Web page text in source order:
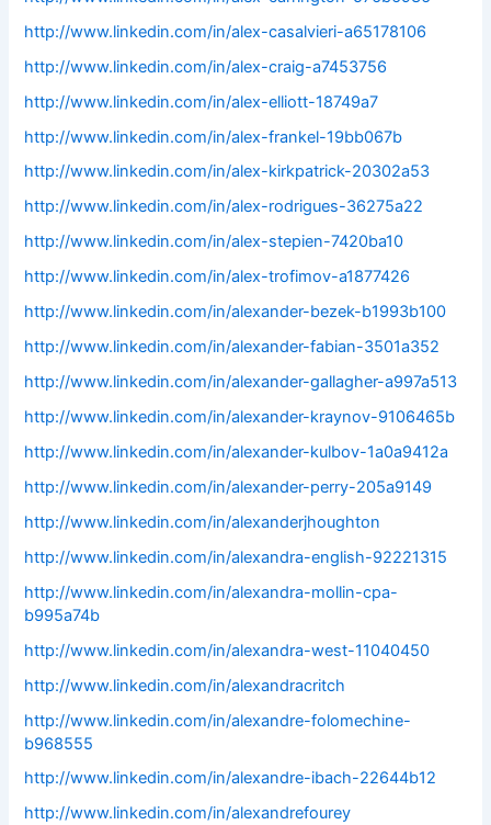
http://www.linkedin.com/in/alex-casalvieri-a65178106
http://www.linkedin.com/in/alex-craig-a7453756
http://www.linkedin.com/in/alex-elliott-18749a7
http://www.linkedin.com/in/alex-frankel-19bb067b
http://www.linkedin.com/in/alex-kirkpatrick-20302a53
http://www.linkedin.com/in/alex-rodrigues-36275a22
http://www.linkedin.com/in/alex-stepien-7420ba10
http://www.linkedin.com/in/alex-trofimov-a1877426
http://www.linkedin.com/in/alexander-bezek-b1993b100
http://www.linkedin.com/in/alexander-fabian-3501a352
http://www.linkedin.com/in/alexander-gallagher-a997a513
http://www.linkedin.com/in/alexander-kraynov-9106465b
http://www.linkedin.com/in/alexander-kulbov-1a0a9412a
http://www.linkedin.com/in/alexander-perry-205a9149
http://www.linkedin.com/in/alexanderjhoughton
http://www.linkedin.com/in/alexandra-english-92221315
http://www.linkedin.com/in/alexandra-mollin-cpa-
b995a74b
http://www.linkedin.com/in/alexandra-west-11040450
http://www.linkedin.com/in/alexandracritch
http://www.linkedin.com/in/alexandre-folomechine-
b968555
http://www.linkedin.com/in/alexandre-ibach-22644b12
http://www.linkedin.com/in/alexandrefourey